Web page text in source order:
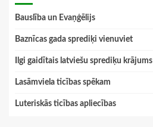
Bauslība un Evaņģēlijs
Baznīcas gada sprediķi vienuviet
Ilgi gaidītais latviešu sprediķu krājums
Lasāmviela ticības spēkam
Luteriskās ticības apliecības